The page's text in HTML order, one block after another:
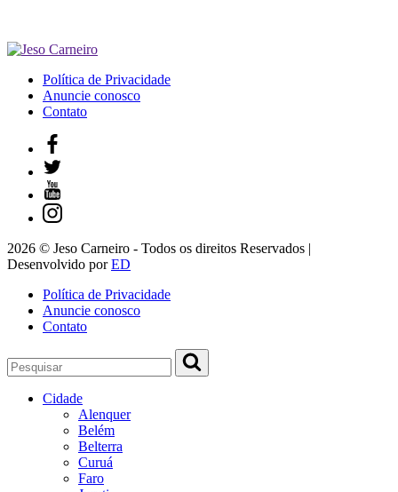
Política de Privacidade
Anuncie conosco
Contato
2026 © Jeso Carneiro - Todos os direitos Reservados |
Desenvolvido porED
Política de Privacidade
Anuncie conosco
Contato
Cidade
Alenquer
Belém
Belterra
Curuá
Faro